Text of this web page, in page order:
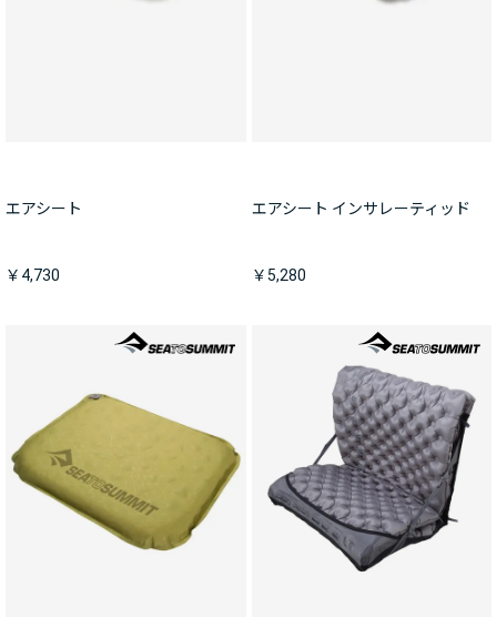
エアシート
￥4,730
エアシート インサレーティッド
￥5,280